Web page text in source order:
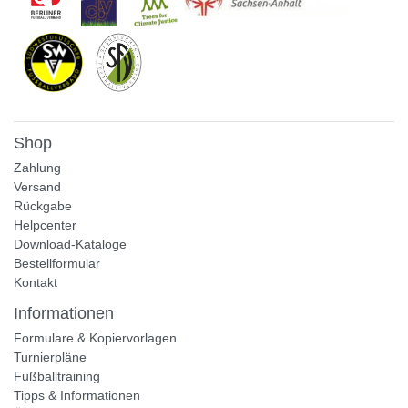
Shop
Zahlung
Versand
Rückgabe
Helpcenter
Download-Kataloge
Bestellformular
Kontakt
Informationen
Formulare & Kopiervorlagen
Turnierpläne
Fußballtraining
Tipps & Informationen